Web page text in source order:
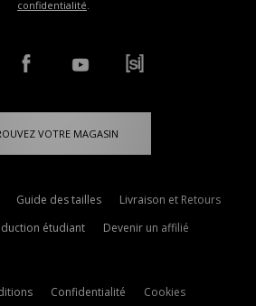
confidentialité.
VOTRE MAGASIN
Guide des tailles
Livraison et Retours
étudiant Devenir un affilié
Confidentialité Cookies